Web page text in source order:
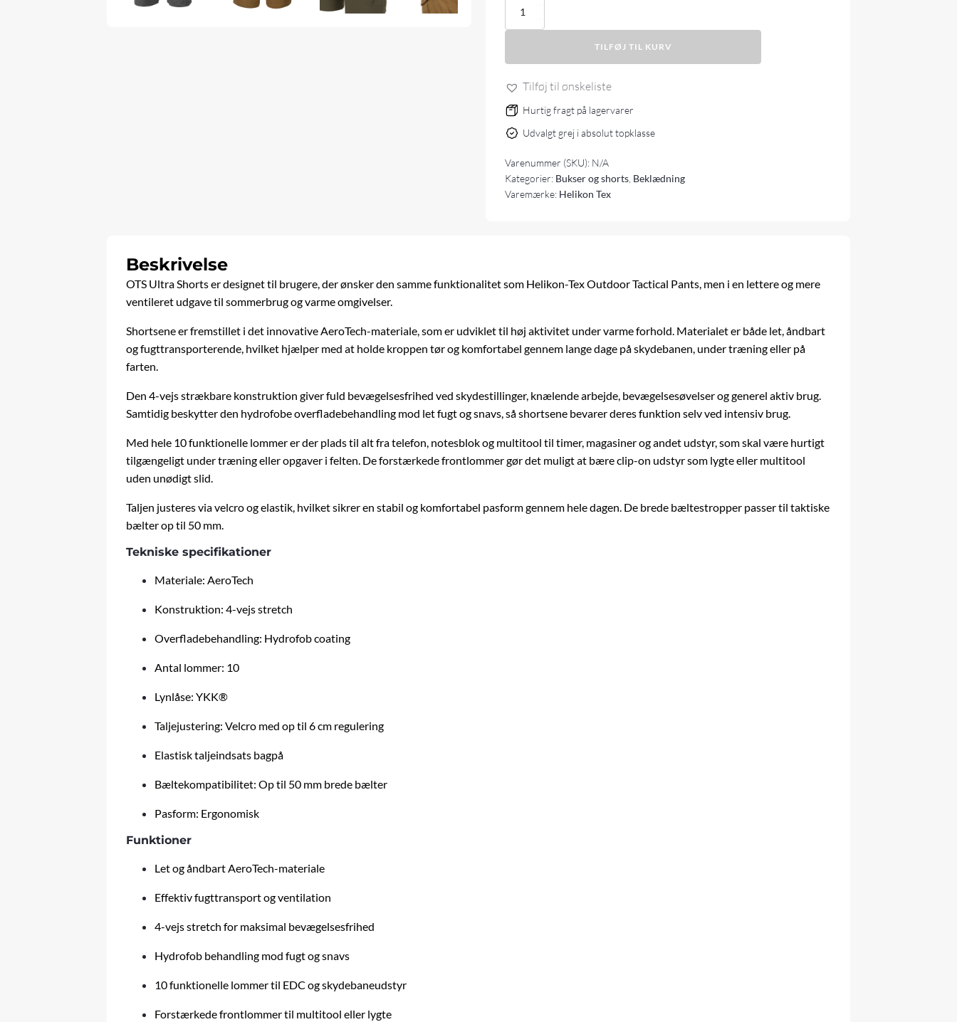
Helikon-
OTS
Shorts
Aero-
antal
TILFØJ TIL KURV
Tilføj til ønskeliste
Hurtig fragt på lagervarer
Udvalgt grej i absolut topklasse
Varenummer (SKU): N/A
Kategorier: Bukser og shorts Beklædning
Varemærke: Helikon Tex
Beskrivelse
OTS Ultra Shorts er designet til brugere, der ønsker den samme funktionalitet som Helikon-Tex Outdoor Tactical Pants, men i en lettere og mere
ventileret udgave til sommerbrug og varme omgivelser.
Shortsene er fremstillet i det innovative AeroTech-materiale, som er udviklet til høj aktivitet under varme forhold. Materialet er både let, åndbart
og fugttransporterende, hvilket hjælper med at holde kroppen tør og komfortabel gennem lange dage på skydebanen, under træning eller på
farten.
Den 4-vejs strækbare konstruktion giver fuld bevægelsesfrihed ved skydestillinger, knælende arbejde, bevægelsesøvelser og generel aktiv brug.
Samtidig beskytter den hydrofobe overfladebehandling mod let fugt og snavs, så shortsene bevarer deres funktion selv ved intensiv brug.
Med hele 10 funktionelle lommer er der plads til alt fra telefon, notesblok og multitool til timer, magasiner og andet udstyr, som skal være hurtigt
tilgængeligt under træning eller opgaver i felten. De forstærkede frontlommer gør det muligt at bære clip-on udstyr som lygte eller multitool
uden unødigt slid.
Taljen justeres via velcro og elastik, hvilket sikrer en stabil og komfortabel pasform gennem hele dagen. De brede bæltestropper passer til taktiske
bælter op til 50 mm.
Tekniske specifikationer
Materiale: AeroTech
Konstruktion: 4-vejs stretch
Overfladebehandling: Hydrofob coating
Antal lommer: 10
Lynlåse: YKK®
Taljejustering: Velcro med op til 6 cm regulering
Elastisk taljeindsats bagpå
Bæltekompatibilitet: Op til 50 mm brede bælter
Pasform: Ergonomisk
Funktioner
Let og åndbart AeroTech-materiale
Effektiv fugttransport og ventilation
4-vejs stretch for maksimal bevægelsesfrihed
Hydrofob behandling mod fugt og snavs
10 funktionelle lommer til EDC og skydebaneudstyr
Forstærkede frontlommer til multitool eller lygte